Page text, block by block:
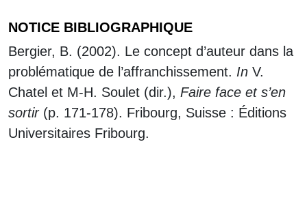
NOTICE BIBLIOGRAPHIQUE
Bergier, B. (2002). Le concept d’auteur dans la
problématique de l’affranchissement. In V.
Chatel et M-H. Soulet (dir.), Faire face et s’en
sortir(p. 171-178). Fribourg, Suisse : Éditions
Universitaires Fribourg.